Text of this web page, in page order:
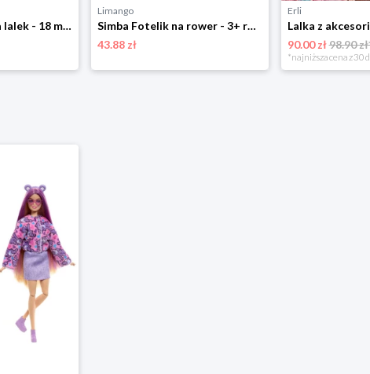
Haba Ubranko dla lalek - 18 m+ rozmiar: onesize
Limango
Simba Fotelik na rower - 3+ rozmiar: onesize
43.88 zł
Erli
90.00 zł98.90
*najniższa cena z 30